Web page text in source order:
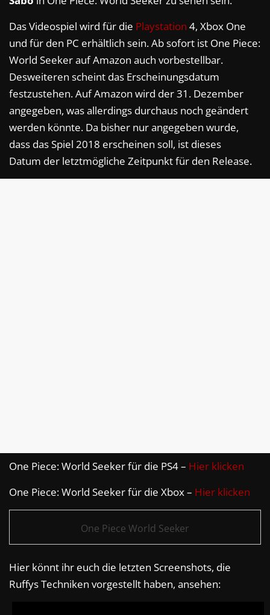
Das Videospiel wird für die Playstation 4, Xbox One
und für den PC erhältlich sein. Ab sofort ist One Piece:
World Seeker auf Amazon auch vorbestellbar.
Desweiteren scheint das Erscheinungsdatum
festzustehen. Auf Amazon wird der 31. Dezember
angegeben, was allerdings durchaus noch geändert
werden könnte. Da bisher nur angegeben wurde,
dass das Spiel 2018 erscheinen soll, ist dieses
Datum der letztmögliche Zeitpunkt für den Release.
One Piece: World Seeker für die PS4 – Hier klicken
One Piece: World Seeker für die Xbox – Hier klicken
One Piece World Seeker
Hier könnt ihr euch die letzten Screenshots, die
Ruffys Techniken vorgestellt haben, ansehen: